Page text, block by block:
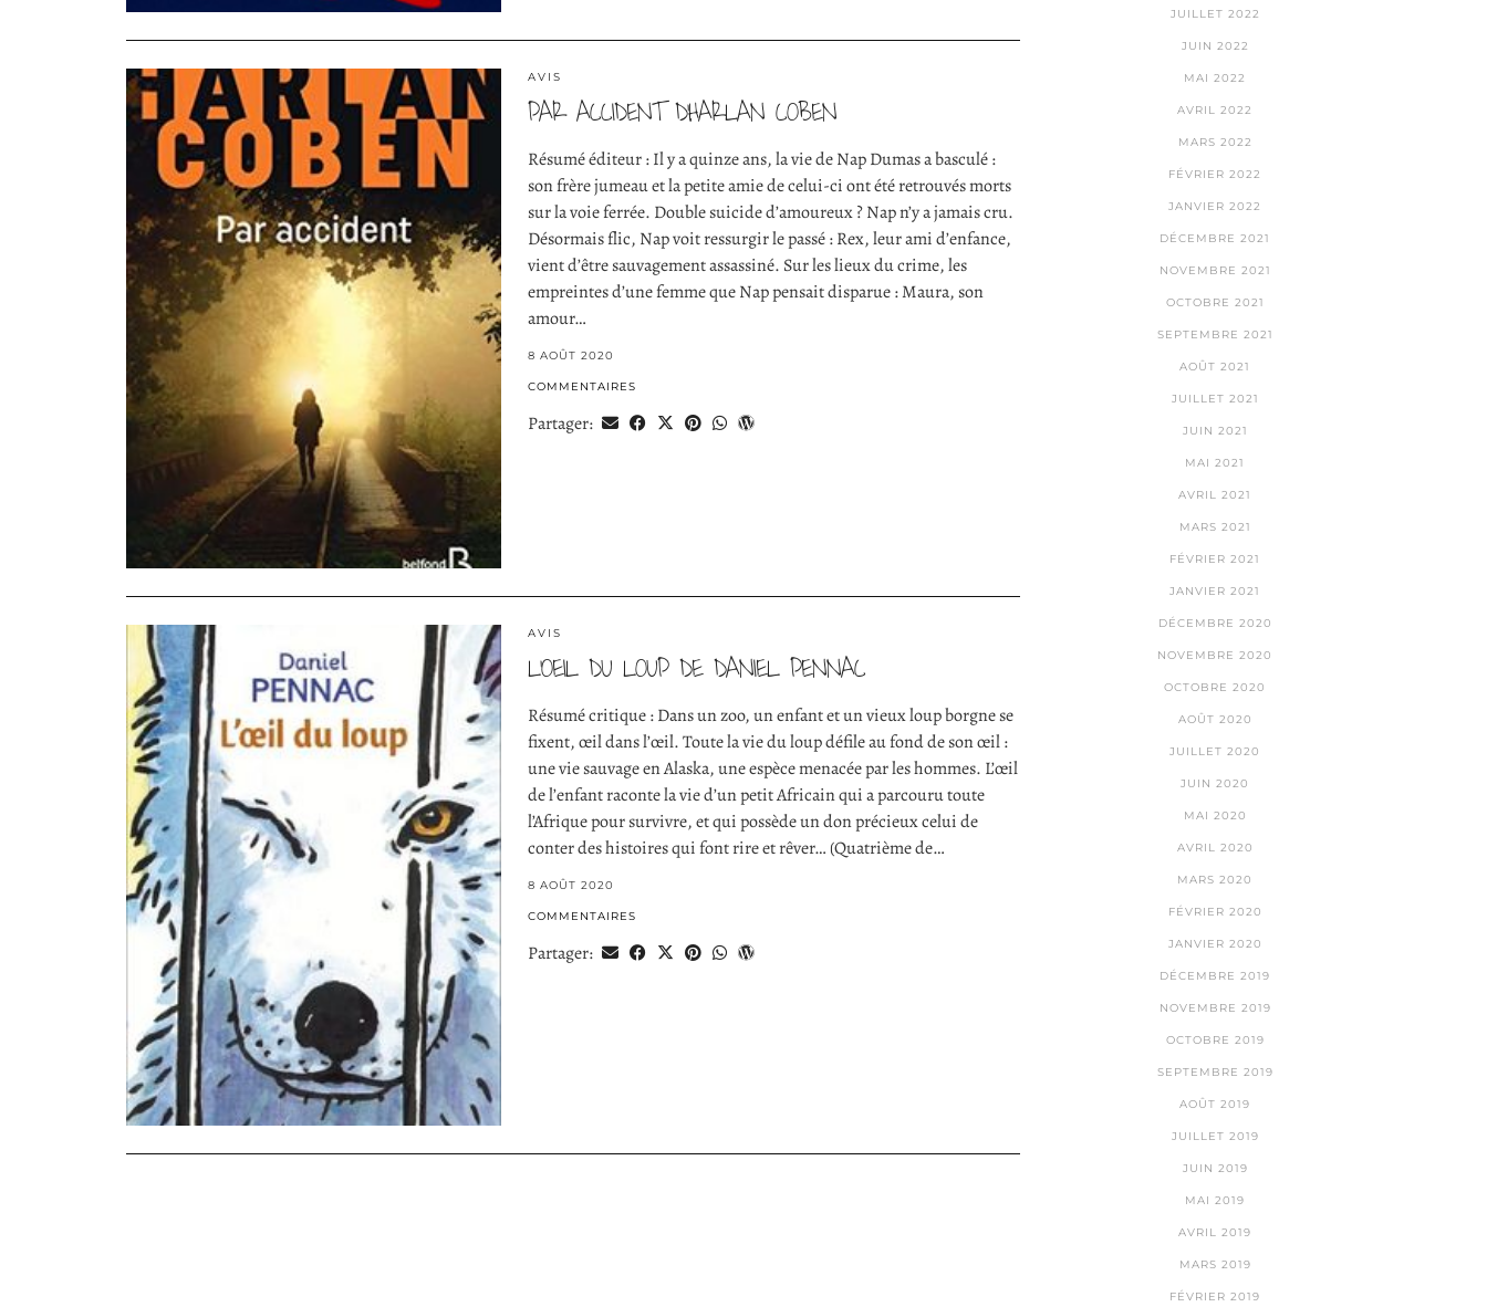
AVIS
PAR ACCIDENT D’HARLAN COBEN
Résumé éditeur : Il y a quinze ans, la vie de Nap Dumas a basculé :
son frère jumeau et la petite amie de celui-ci ont été retrouvés morts
sur la voie ferrée. Double suicide d’amoureux ? Nap n’y a jamais cru.
Désormais flic, Nap voit ressurgir le passé : Rex, leur ami d’enfance,
vient d’être sauvagement assassiné. Sur les lieux du crime, les
empreintes d’une femme que Nap pensait disparue : Maura, son
amour…
8 AOÛT 2020
COMMENTAIRES
Partager:
AVIS
L’OEIL DU LOUP DE DANIEL PENNAC
Résumé critique : Dans un zoo, un enfant et un vieux loup borgne se
fixent, œil dans l’œil. Toute la vie du loup défile au fond de son œil :
une vie sauvage en Alaska, une espèce menacée par les hommes. L’œil
de l’enfant raconte la vie d’un petit Africain qui a parcouru toute
l’Afrique pour survivre, et qui possède un don précieux celui de
conter des histoires qui font rire et rêver… (Quatrième de…
8 AOÛT 2020
COMMENTAIRES
Partager:
JUILLET 2022
JUIN 2022
MAI 2022
AVRIL 2022
MARS 2022
FÉVRIER 2022
JANVIER 2022
DÉCEMBRE 2021
NOVEMBRE 2021
OCTOBRE 2021
SEPTEMBRE 2021
AOÛT 2021
JUILLET 2021
JUIN 2021
MAI 2021
AVRIL 2021
MARS 2021
FÉVRIER 2021
JANVIER 2021
DÉCEMBRE 2020
NOVEMBRE 2020
OCTOBRE 2020
AOÛT 2020
JUILLET 2020
JUIN 2020
MAI 2020
AVRIL 2020
MARS 2020
FÉVRIER 2020
JANVIER 2020
DÉCEMBRE 2019
NOVEMBRE 2019
OCTOBRE 2019
SEPTEMBRE 2019
AOÛT 2019
JUILLET 2019
JUIN 2019
MAI 2019
AVRIL 2019
MARS 2019
FÉVRIER 2019